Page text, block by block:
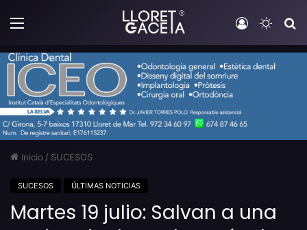
Menú Iniciar
Inicio / SUCESOS
SUCESOS ÚLTIMAS NOTICIAS
Martes 19 julio: Salvan a una